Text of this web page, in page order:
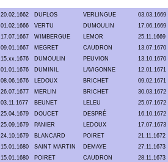
20.02.1662 DUFLOS VERLINGUE 03.03.1669
01.02.1666 VERTU DUMOULIN 17.06.1669
17.07.1667 WIMBERGUE LEMOR 25.11.1669
09.01.1667 MEGRET CAUDRON 13.07.1670
15.xx.1676 DUMOULIN PEUVION 13.10.1670
01.01.1676 DUMINIL LAVIGONNE 12.01.1671
08.06.1676 LEDOUX BRICHET 09.02.1671
26.07.1677 MERLIN BRICHET 30.03.1672
03.11.1677 BEUNET LELEU 25.07.1672
25.04.1679 DOUCET DESPRÉ 16.10.1672
25.09.1679 PANIER LEDOUX 17.07.1673
24.10.1679 BLANCARD POIRET 21.11.1672
15.01.1680 SAINT MARTIN DEMAYE 27.11.1673
15.01.1680 POIRET CAUDRON 28.11.1673